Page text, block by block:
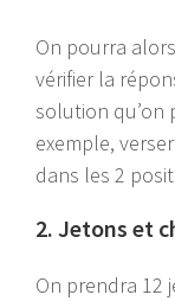
On pourra
vérifier la
solution qu’on
exemple,
dans les 2
2. Jetons et
On prendra 12